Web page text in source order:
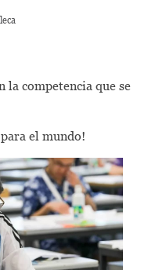
la competencia que se
el mundo!